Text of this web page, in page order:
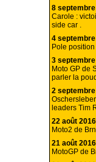
8
Carole :
side car .
4
Pole
3
Moto GP de
parler la
2
leaders Tim
22 août 2016
Moto2 de
21 août 2016
MotoGP de